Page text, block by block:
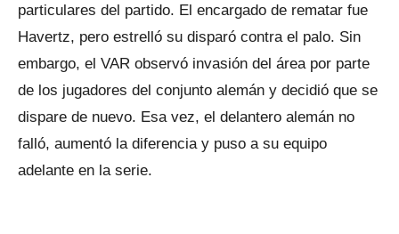
particulares del partido. El encargado de rematar fue
Havertz, pero estrelló su disparó contra el palo. Sin
embargo, el VAR observó invasión del área por parte
de los jugadores del conjunto alemán y decidió que se
dispare de nuevo. Esa vez, el delantero alemán no
falló, aumentó la diferencia y puso a su equipo
adelante en la serie.